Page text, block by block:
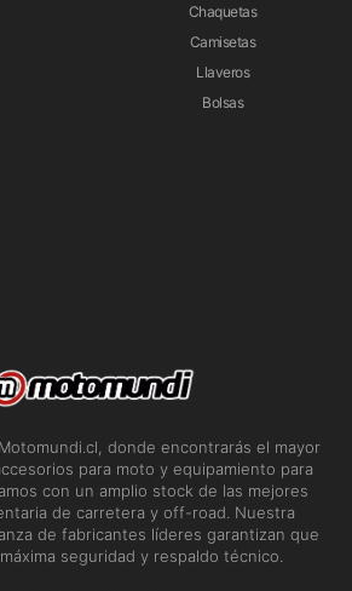
Chaquetas
Camisetas
Llaveros
Bolsas
donde encontrarás el mayor
para moto y equipamiento para
con un amplio stock de las mejores
de carretera y off-road. Nuestra
de fabricantes líderes garantizan que
seguridad y respaldo técnico.